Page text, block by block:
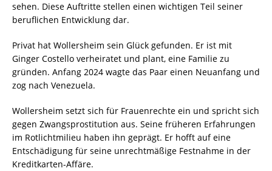
sehen. Diese Auftritte stellen einen wichtigen Teil seiner
beruflichen Entwicklung dar.
Privat hat Wollersheim sein Glück gefunden. Er ist mit
Ginger Costello verheiratet und plant, eine Familie zu
gründen. Anfang 2024 wagte das Paar einen Neuanfang und
zog nach Venezuela.
Wollersheim setzt sich für Frauenrechte ein und spricht sich
gegen Zwangsprostitution aus. Seine früheren Erfahrungen
im Rotlichtmilieu haben ihn geprägt. Er hofft auf eine
Entschädigung für seine unrechtmäßige Festnahme in der
Kreditkarten-Affäre.